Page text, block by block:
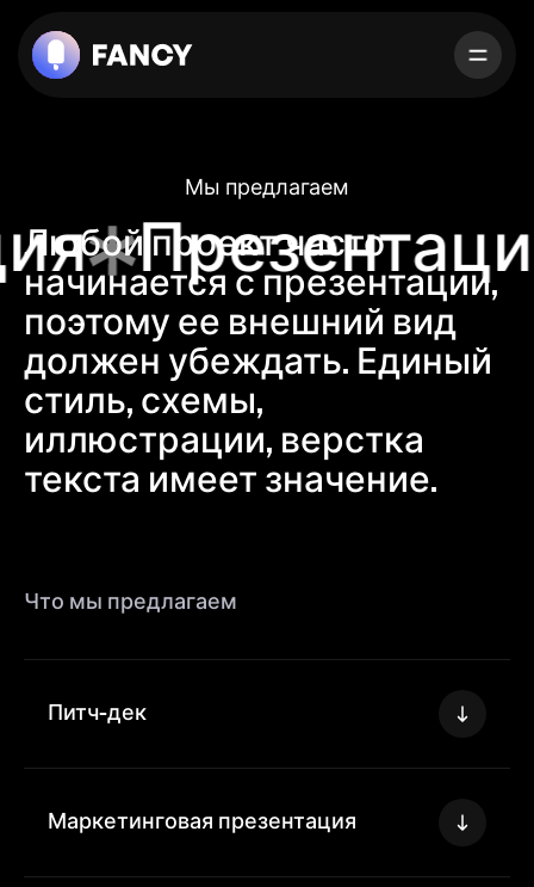
Р аботы
О нас
Поговорим?
Мы предлагаем
Любой проект часто
начинается с презентации,
поэтому ее внешний вид
должен убеждать. Единый
стиль, схемы,
иллюстрации, верстка
текста имеет значение.
Что мы предлагаем
Питч-дек
Маркетинговая презентация